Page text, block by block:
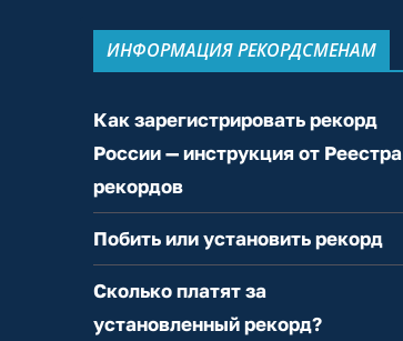
ИНФОРМАЦИЯ РЕКОРДСМЕНАМ
Как зарегистрировать рекорд
России — инструкция от Реестра
рекордов
Побить или установить рекорд
Сколько платят за
установленный рекорд?